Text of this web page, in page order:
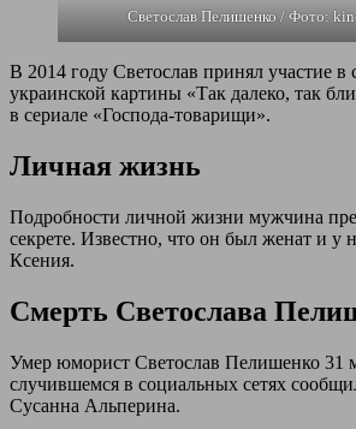
Светослав Пелишенко / Фото:
В 2014 году Светослав принял участие в
украинской картины «Так далеко, так
в сериале «Господа-товарищи».
Личная жизнь
Подробности личной жизни мужчина
секрете. Известно, что он был женат и у
Ксения.
Смерть Светослава
Умер юморист Светослав Пелишенко 31
случившемся в социальных сетях
Сусанна Альперина.